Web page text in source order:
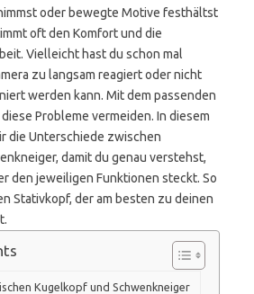
oder bewegte Motive festhältst
oft den Komfort und die
Vielleicht hast du schon mal
zu langsam reagiert oder nicht
werden kann. Mit dem passenden
Probleme vermeiden. In diesem
die Unterschiede zwischen
damit du genau verstehst,
den jeweiligen Funktionen steckt. So
Stativkopf, der am besten zu deinen
Kugelkopf und Schwenkneiger